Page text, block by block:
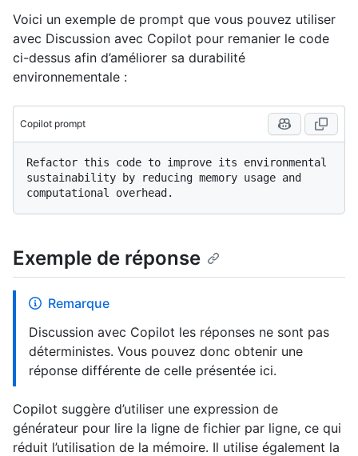
Voici un exemple de prompt que vous pouvez utiliser
avec Discussion avec Copilot pour remanier le code
ci-dessus afin d’améliorer sa durabilité
environnementale :
Copilot prompt
Refactor this code to improve its environmental
sustainability by reducing memory usage and
Exemple de réponse
Remarque
Discussion avec Copilot les réponses ne sont pas
déterministes. Vous pouvez donc obtenir une
réponse différente de celle présentée ici.
Copilot suggère d’utiliser une expression de
générateur pour lire la ligne de fichier par ligne, ce qui
réduit l’utilisation de la mémoire. Il utilise également la